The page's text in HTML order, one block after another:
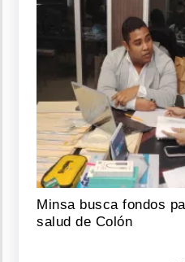
Minsa busca fondos
salud de Colón